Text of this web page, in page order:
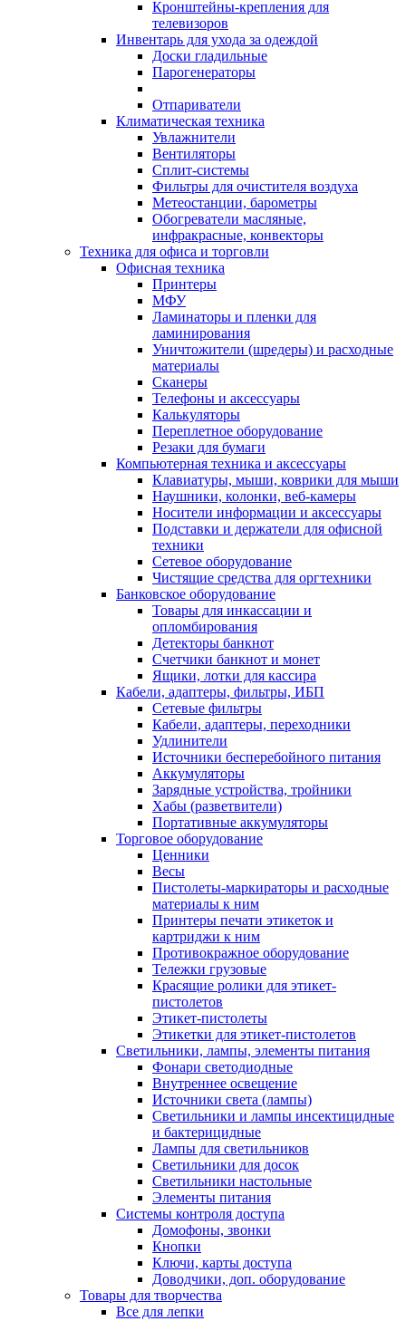
Кронштейны-крепления для
телевизоров
Инвентарь для ухода за одеждой
Доски гладильные
Парогенераторы
Отпариватели
Климатическая техника
Увлажнители
Вентиляторы
Сплит-системы
Фильтры для очистителя воздуха
Метеостанции, барометры
Обогреватели масляные,
инфракрасные, конвекторы
Техника для офиса и торговли
Офисная техника
Принтеры
МФУ
Ламинаторы и пленки для
ламинирования
Уничтожители (шредеры) и расходные
материалы
Сканеры
Телефоны и аксессуары
Калькуляторы
Переплетное оборудование
Резаки для бумаги
Компьютерная техника и аксессуары
Клавиатуры, мыши, коврики для мыши
Наушники, колонки, веб-камеры
Носители информации и аксессуары
Подставки и держатели для офисной
техники
Сетевое оборудование
Чистящие средства для оргтехники
Банковское оборудование
Товары для инкассации и
опломбирования
Детекторы банкнот
Счетчики банкнот и монет
Ящики, лотки для кассира
Кабели, адаптеры, фильтры, ИБП
Сетевые фильтры
Кабели, адаптеры, переходники
Удлинители
Источники бесперебойного питания
Аккумуляторы
Зарядные устройства, тройники
Хабы (разветвители)
Портативные аккумуляторы
Торговое оборудование
Ценники
Весы
Пистолеты-маркираторы и расходные
материалы к ним
Принтеры печати этикеток и
картриджи к ним
Противокражное оборудование
Тележки грузовые
Красящие ролики для этикет-
пистолетов
Этикет-пистолеты
Этикетки для этикет-пистолетов
Светильники, лампы, элементы питания
Фонари светодиодные
Внутреннее освещение
Источники света (лампы)
Светильники и лампы инсектицидные
и бактерицидные
Лампы для светильников
Светильники для досок
Светильники настольные
Элементы питания
Системы контроля доступа
Домофоны, звонки
Кнопки
Ключи, карты доступа
Доводчики, доп. оборудование
Товары для творчества
Все для лепки